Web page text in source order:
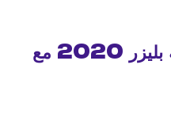
احجز سيارتك شيفروليه بليزر 2020 مع